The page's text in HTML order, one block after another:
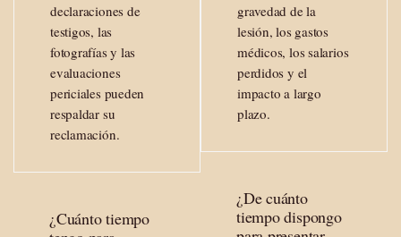
declaraciones de
testigos, las
fotografías y las
evaluaciones
periciales pueden
respaldar su
reclamación.
¿Cuánto tiempo
gravedad de la
lesión, los gastos
médicos, los salarios
perdidos y el
impacto a largo
plazo.
¿De cuánto
tiempo dispongo